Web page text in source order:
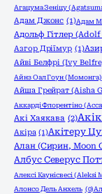
Агацума Зеніцу
Адам Джонс (1)Адам
Адольф Гітлер
Азгор Дріїмур (1)
Айві Белфрі (Ivy
Айнз Оал Гоун (Момонга)
Айша Грейрат (Aisha
Аккарді Флорентіно
Акі Хаякава (2)
Акіра (1)Акітеру
Алан (Сирин, Moon
Албус Северус
Алексі Каунісвесі (Aleksi
Алонсо Дель Анхель (0)